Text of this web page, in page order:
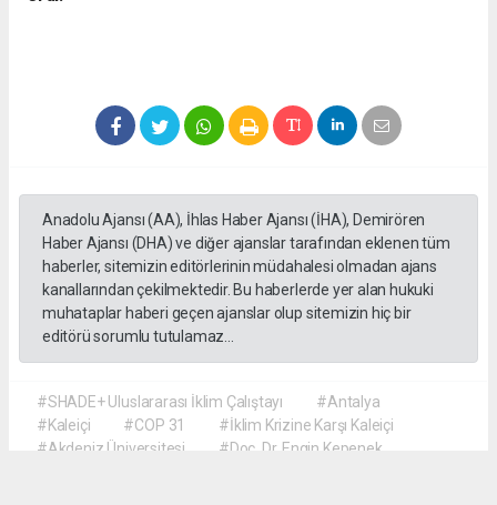
Anadolu Ajansı (AA), İhlas Haber Ajansı (İHA), Demirören
Haber Ajansı (DHA) ve diğer ajanslar tarafından eklenen tüm
haberler, sitemizin editörlerinin müdahalesi olmadan ajans
kanallarından çekilmektedir. Bu haberlerde yer alan hukuki
muhataplar haberi geçen ajanslar olup sitemizin hiç bir
editörü sorumlu tutulamaz...
#SHADE+ Uluslararası İklim Çalıştayı
#Antalya
#Kaleiçi
#COP 31
#İklim Krizine Karşı Kaleiçi
#Akdeniz Üniversitesi
#Doç. Dr. Engin Kepenek